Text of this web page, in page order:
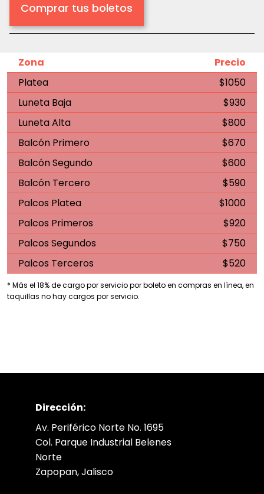
Comprar tus boletos
Zona
Precio
Platea
$1050
Luneta Baja
$930
Luneta Alta
$800
Balcón Primero
$670
Balcón Segundo
$600
Balcón Tercero
$590
Palcos Platea
$1000
Palcos Primeros
$920
Palcos Segundos
$750
Palcos Terceros
$520
* Más el 18% de cargo por servicio por boleto en compras en línea, en
taquillas no hay cargos por servicio.
Dirección:
Av. Periférico Norte No. 1695
Col. Parque Industrial Belenes
Norte
Zapopan, Jalisco